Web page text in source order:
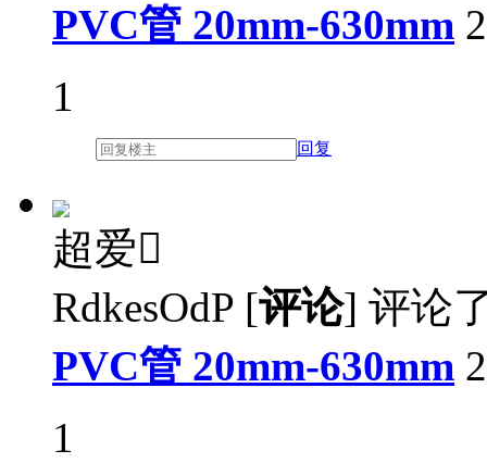
PVC管 20mm-630mm
1
回复
超爱
RdkesOdP [评论] 评论
PVC管 20mm-630mm
1